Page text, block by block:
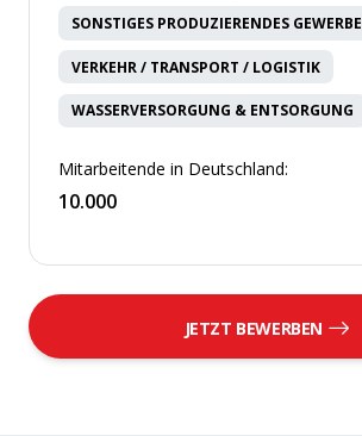
SONSTIGES PRODUZIERENDES GEWERBE
VERKEHR / TRANSPORT / LOGISTIK
WASSERVERSORGUNG & ENTSORGUNG
Mitarbeitende in Deutschland:
10.000
JETZT BEWERBEN